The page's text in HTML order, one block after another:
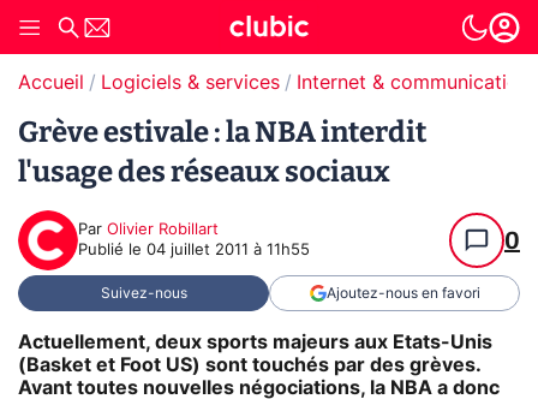
Accueil Logiciels & services Internet & communication
Grève estivale : la NBA interdit
l'usage des réseaux sociaux
Par Olivier Robillart
Publié le 04 juillet 2011 à 11h55 0
Suivez-nous Ajoutez-nous en favori
Actuellement, deux sports majeurs aux Etats-Unis
(Basket et Foot US) sont touchés par des grèves.
Avant toutes nouvelles négociations, la NBA a donc